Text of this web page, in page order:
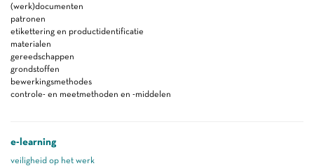
(werk)documenten
patronen
etikettering en productidentificatie
materialen
gereedschappen
grondstoffen
bewerkingsmethodes
controle- en meetmethoden en -middelen
e-learning
veiligheid op het werk